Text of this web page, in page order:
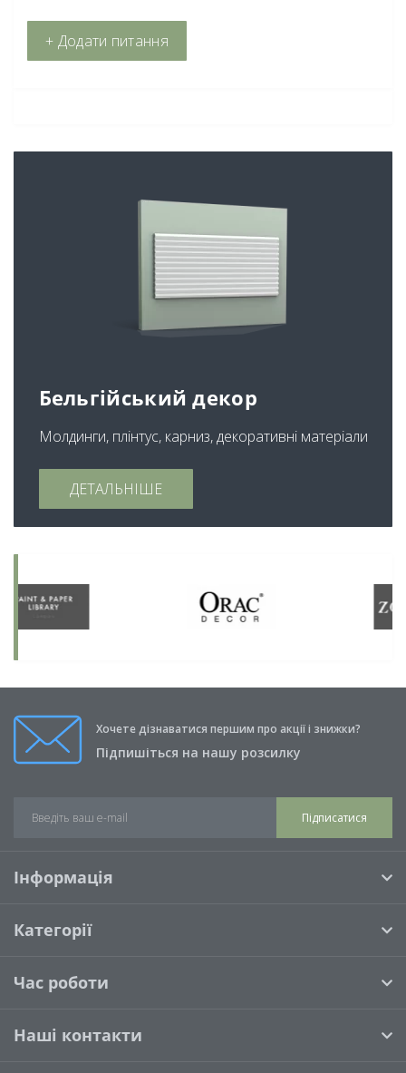
+ Додати питання
Бельгійський декор
Молдинги, плінтус, карниз, декоративні матеріали
ДЕТАЛЬНІШЕ
Хочете дізнаватися першим про акції і знижки?
Підпишіться на нашу розсилку
Підписатися
Інформація
Категорії
Час роботи
Наші контакти